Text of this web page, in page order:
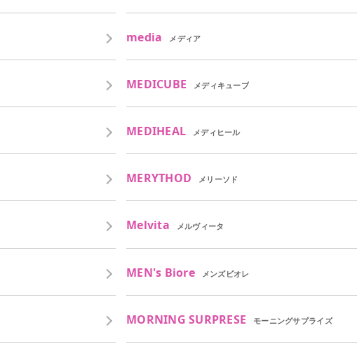
media メディア
MEDICUBE メディキューブ
MEDIHEAL メディヒール
MERYTHOD メリーソド
Melvita メルヴィータ
MEN's Biore メンズビオレ
MORNING SURPRESE モーニングサプライズ